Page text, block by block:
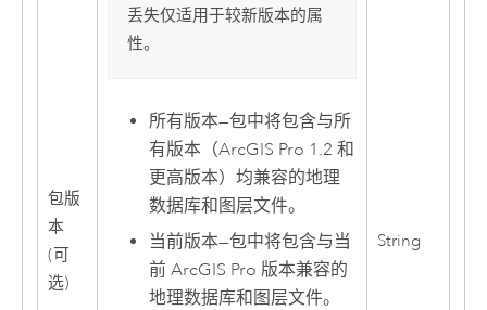
包版
本
(可
选)
丢失仅适用于较新版本的属
性。
所有版本—包中将包含与所
有版本（ArcGIS Pro 1.2 和
更高版本）均兼容的地理
数据库和图层文件。
当前版本—包中将包含与当
前ArcGIS Pro 版本兼容的
地理数据库和图层文件。
String